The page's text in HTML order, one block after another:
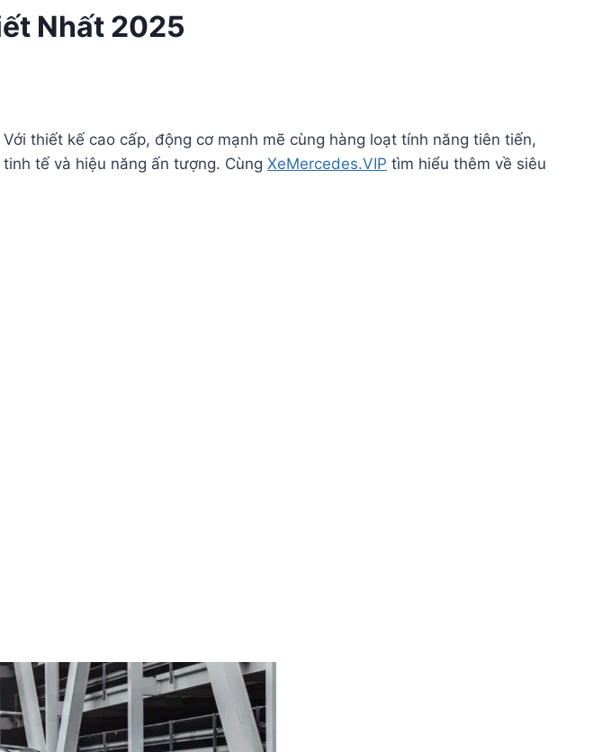
Nhất 2025
thiết kế cao cấp, động cơ mạnh mẽ cùng hàng loạt tính năng tiên tiến,
tế và hiệu năng ấn tượng. Cùng XeMercedes.VIP tìm hiểu thêm về siêu